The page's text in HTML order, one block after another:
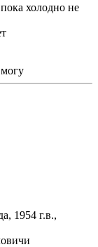
холодно не
1954 г.в.,